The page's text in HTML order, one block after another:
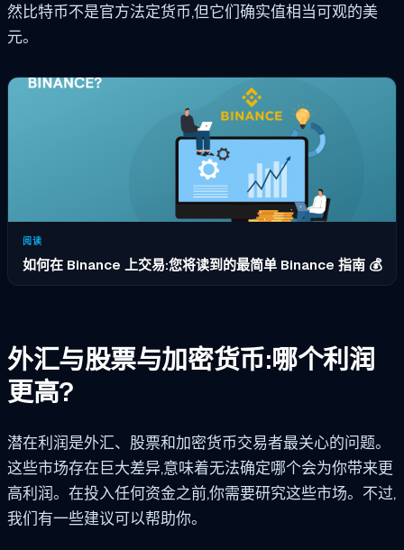
然比特币不是官方法定货币,但它们确实值相当可观的美
元。
阅读
如何在 Binance 上交易:您将读到的最简单 Binance 指南 💰
外汇与股票与加密货币:哪个利润
更高?
潜在利润是外汇、股票和加密货币交易者最关心的问题。
这些市场存在巨大差异,意味着无法确定哪个会为你带来更
高利润。在投入任何资金之前,你需要研究这些市场。不过,
我们有一些建议可以帮助你。